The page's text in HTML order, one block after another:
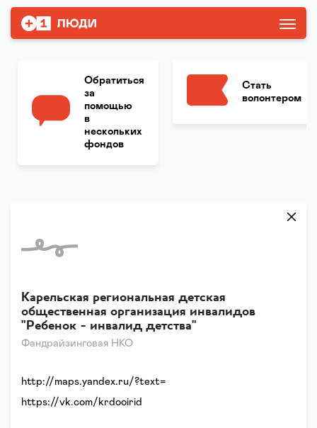
Обратиться
за
помощью
в
нескольких
фондов
Стать
волонтером
Фандрайзинговая НКО
Карельская региональная детская
общественная организация инвалидов
"Ребенок - инвалид детства"
http://maps.yandex.ru/?text=
https://vk.com/krdooirid